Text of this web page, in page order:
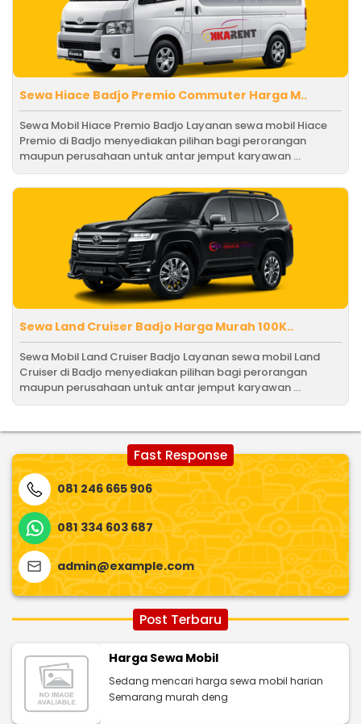
Sewa Hiace Badjo Premio Commuter Harga M..
Sewa Mobil Hiace Premio Badjo Layanan sewa mobil Hiace
Premio di Badjo menyediakan pilihan bagi perorangan
maupun perusahaan untuk antar jemput karyawan ...
Sewa Land Cruiser Badjo Harga Murah 100K..
Sewa Mobil Land Cruiser Badjo Layanan sewa mobil Land
Cruiser di Badjo menyediakan pilihan bagi perorangan
maupun perusahaan untuk antar jemput karyawan ...
Fast Response
081 246 665 906
081 334 603 687
admin@example.com
Post Terbaru
Harga Sewa Mobil
Sedang mencari harga sewa mobil harian
Semarang murah deng